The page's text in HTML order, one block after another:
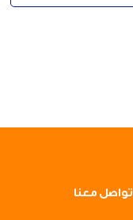
تواصل معنا